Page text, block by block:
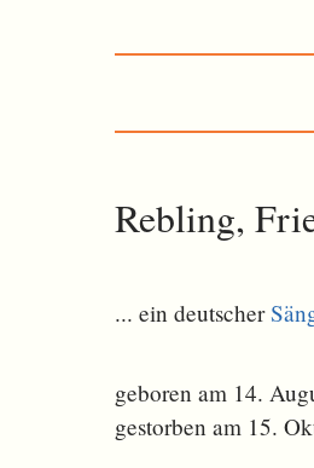
Rebling,
... ein deutscher
geboren am 14.
gestorben am 15.